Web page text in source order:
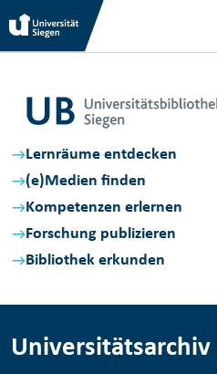
Direkt zum Inhalt
Lernräume entdecken
(e)Medien finden
Kompetenzen erlernen
Forschung publizieren
Bibliothek erkunden
Universitätsarchiv